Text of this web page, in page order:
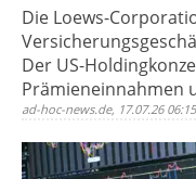
Die Loews-
Der US-
Prämieneinnahmen
ad-hoc-news.de, 17.07.26